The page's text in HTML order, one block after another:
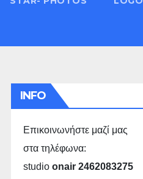
INFO
Επικοινωνήστε μαζί μας
στα τηλέφωνα:
studio onair 2462083275